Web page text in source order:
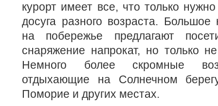
курорт имеет все, что только
досуга разного возраста. Большое
на побережье предлагают
снаряжение напрокат, но только
Немного более скромные
отдыхающие на Солнечном
Поморие и других местах.